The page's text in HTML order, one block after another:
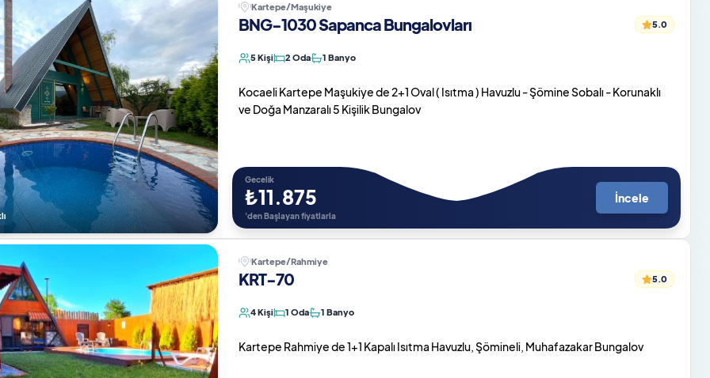
Kartepe/Maşukiye
BNG-1030 Sapanca Bungalovları 5.0
5 Kişi 2 Oda 1 Banyo
Kocaeli Kartepe Maşukiye de 2+1 Oval ( Isıtma ) Havuzlu - Şömine Sobalı - Korunaklı
ve Doğa Manzaralı 5 Kişilik Bungalov
Gecelik
₺11.875
'den Başlayan fiyatlarla
İncele
Kartepe/Rahmiye
KRT-70 5.0
4 Kişi 1 Oda 1 Banyo
Kartepe Rahmiye de 1+1 Kapalı Isıtma Havuzlu, Şömineli, Muhafazakar Bungalov